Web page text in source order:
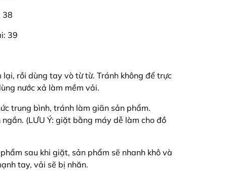
38
39
lại, rồi dùng tay vò từ từ. Tránh không để trực
nước xả làm mềm vải.
trung bình, tránh làm giãn sản phẩm.
(LƯU Ý: giặt bằng máy dễ làm cho đồ
sau khi giặt, sản phẩm sẽ nhanh khô và
tay, vải sẽ bị nhăn.